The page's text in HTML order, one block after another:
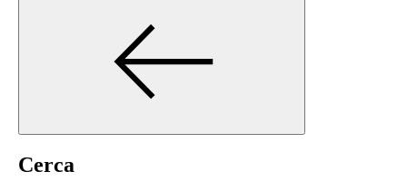
Cerca